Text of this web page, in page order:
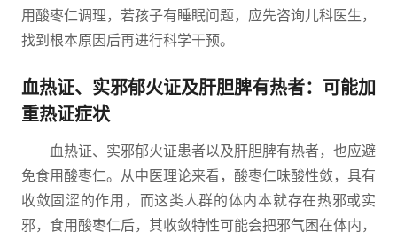
用酸枣仁调理，若孩子有睡眠问题，应先咨询儿科医生，
找到根本原因后再进行科学干预。
血热证、实邪郁火证及肝胆脾有热者：可能加
重热证症状
血热证、实邪郁火证患者以及肝胆脾有热者，也应避
免食用酸枣仁。从中医理论来看，酸枣仁味酸性敛，具有
收敛固涩的作用，而这类人群的体内本就存在热邪或实
邪，食用酸枣仁后，其收敛特性可能会把邪气困在体内，